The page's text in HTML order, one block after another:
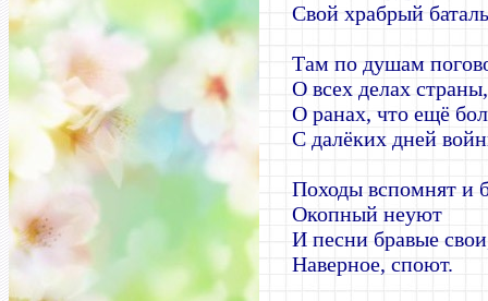
Свой храбрый
Там по душам
О всех делах страны,
О ранах, что ещё
С далёких дней
Походы вспомнят и
Окопный неуют
И песни бравые
Наверное, споют.